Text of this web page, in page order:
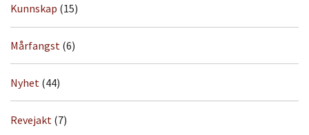
Kunnskap (15)
Mårfangst (6)
Nyhet (44)
Revejakt (7)